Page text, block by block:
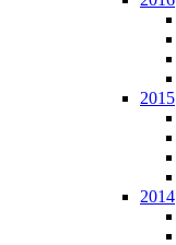
2015
2014